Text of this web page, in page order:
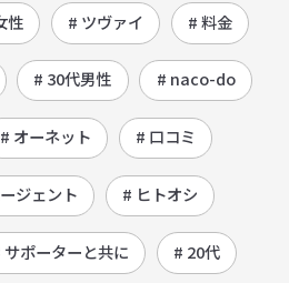
性 # ツヴァイ # 料金
# 30代男性 # naco-do
# オーネット # 口コミ
ジェント # ヒトオシ
サポーターと共に # 20代